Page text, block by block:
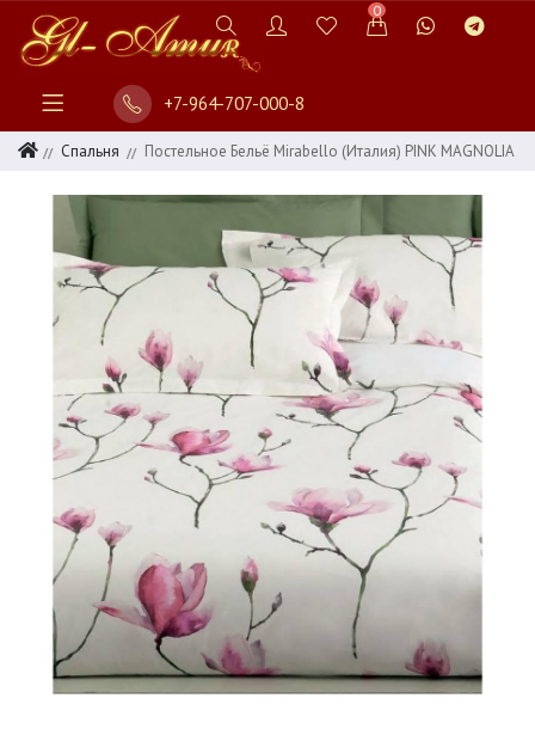
0
+7-964-707-000-8
Спальня Постельное Бельё Mirabello (Италия) PINK MAGNOLIA